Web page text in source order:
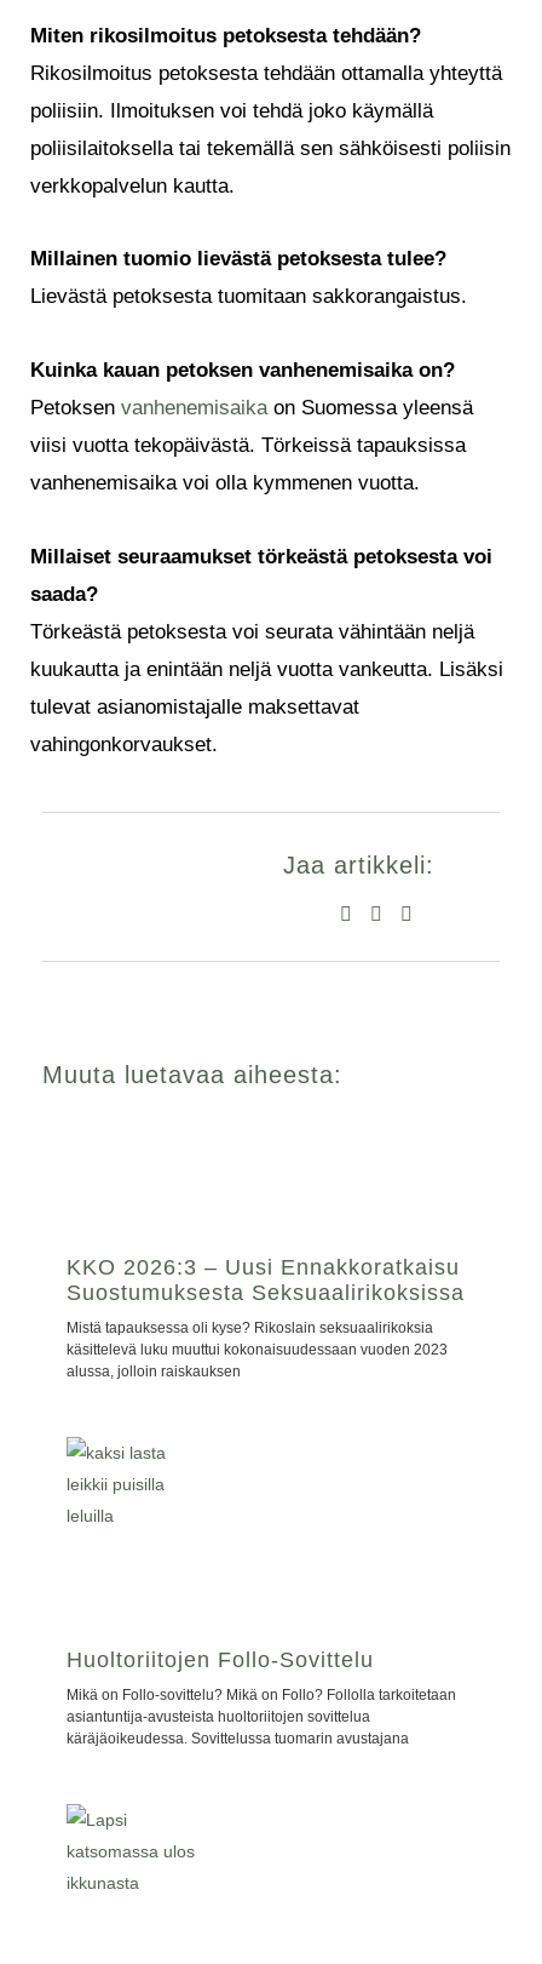
Miten rikosilmoitus petoksesta tehdään?
Rikosilmoitus petoksesta tehdään ottamalla yhteyttä
poliisiin. Ilmoituksen voi tehdä joko käymällä
poliisilaitoksella tai tekemällä sen sähköisesti poliisin
verkkopalvelun kautta.
Millainen tuomio lievästä petoksesta tulee?
Lievästä petoksesta tuomitaan sakkorangaistus.
Kuinka kauan petoksen vanhenemisaika on?
Petoksen vanhenemisaikaon Suomessa yleensä
viisi vuotta tekopäivästä. Törkeissä tapauksissa
vanhenemisaika voi olla kymmenen vuotta.
Millaiset seuraamukset törkeästä petoksesta voi
saada?
Törkeästä petoksesta voi seurata vähintään neljä
kuukautta ja enintään neljä vuotta vankeutta. Lisäksi
tulevat asianomistajalle maksettavat
vahingonkorvaukset.
Jaa artikkeli:
Muuta luetavaa aiheesta:
KKO 2026:3 – Uusi Ennakkoratkaisu
Suostumuksesta Seksuaalirikoksissa
Mistä tapauksessa oli kyse? Rikoslain seksuaalirikoksia
käsittelevä luku muuttui kokonaisuudessaan vuoden 2023
alussa, jolloin raiskauksen
Huoltoriitojen Follo-Sovittelu
Mikä on Follo-sovittelu? Mikä on Follo? Follolla tarkoitetaan
asiantuntija-avusteista huoltoriitojen sovittelua
käräjäoikeudessa. Sovittelussa tuomarin avustajana